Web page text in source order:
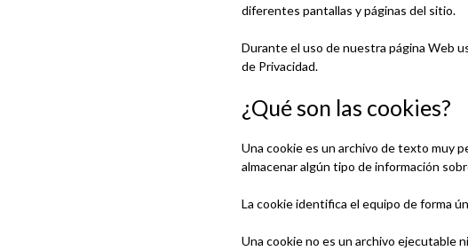
diferentes pantallas y páginas del sitio.
Durante el uso de nuestra página Web
de Privacidad.
¿Qué son las cookies?
Una cookie es un archivo de texto muy
almacenar algún tipo de información
La cookie identifica el equipo de forma
Una cookie no es un archivo ejecutable